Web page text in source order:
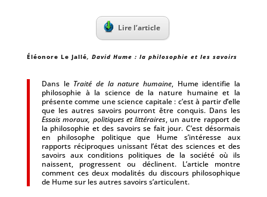
Lire l’article
Éléonore Le Jallé, David Hume : la philosophie et les savoirs
Dans le Traité de la nature humaine, Hume identifie la
philosophie à la science de la nature humaine et la
présente comme une science capitale : c’est à partir d’elle
que les autres savoirs pourront être conquis. Dans les
Essais moraux, politiques et littéraires, un autre rapport de
la philosophie et des savoirs se fait jour. C’est désormais
en philosophe politique que Hume s’intéresse aux
rapports réciproques unissant l’état des sciences et des
savoirs aux conditions politiques de la société où ils
naissent, progressent ou déclinent. L’article montre
comment ces deux modalités du discours philosophique
de Hume sur les autres savoirs s’articulent.